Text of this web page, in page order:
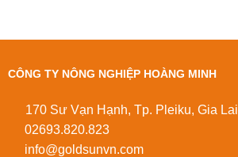
CÔNG TY NÔNG NGHIỆP HOÀNG MINH
170 Sư Vạn Hạnh, Tp. Pleiku, Gia Lai
02693.820.823
info@goldsunvn.com